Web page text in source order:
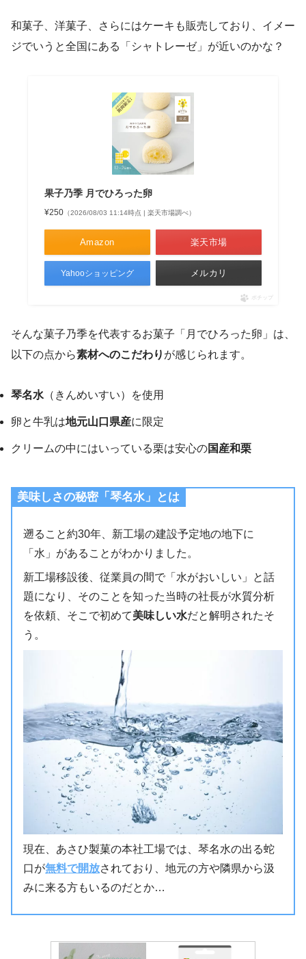
和菓子、洋菓子、さらにはケーキも販売しており、イメー
ジでいうと全国にある「シャトレーゼ」が近いのかな？
果子乃季 月でひろった卵
¥250（2026/08/03 11:14時点 | 楽天市場調べ）
Amazon 楽天市場
Yahooショッピング メルカリ
ポチップ
そんな菓子乃季を代表するお菓子「月でひろった卵」は、
以下の点から素材へのこだわり が感じられます。
琴名水（きんめいすい）を使用
卵と牛乳は地元山口県産に限定
クリームの中にはいっている栗は安心の国産和栗
美味しさの秘密「琴名水」とは
遡ること約30年、新工場の建設予定地の地下に
「水」があることがわかりました。
新工場移設後、従業員の間で「水がおいしい」と話
題になり、そのことを知った当時の社長が水質分析
を依頼、そこで初めて美味しい水だと解明されたそ
う。
現在、あさひ製菓の本社工場では、琴名水の出る蛇
口が無料で開放されており、地元の方や隣県から汲
みに来る方もいるのだとか…